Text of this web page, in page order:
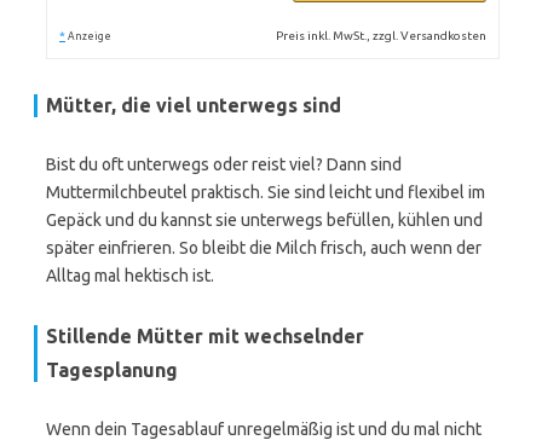
* Anzeige Preis inkl. MwSt., zzgl. Versandkosten
Mütter, die viel unterwegs sind
Bist du oft unterwegs oder reist viel? Dann sind
Muttermilchbeutel praktisch. Sie sind leicht und flexibel im
Gepäck und du kannst sie unterwegs befüllen, kühlen und
später einfrieren. So bleibt die Milch frisch, auch wenn der
Alltag mal hektisch ist.
Stillende Mütter mit wechselnder
Tagesplanung
Wenn dein Tagesablauf unregelmäßig ist und du mal nicht